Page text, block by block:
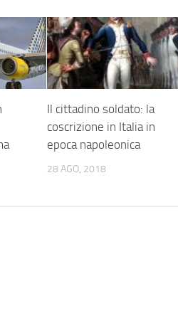
Il cittadino soldato: la
coscrizione in Italia in
epoca napoleonica
28 AGO, 2018